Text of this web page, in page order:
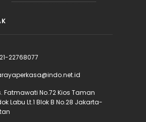
22768077
Fatmawati No.72 Kios Taman
Labu Lt.1 Blok B No.28 Jakarta-